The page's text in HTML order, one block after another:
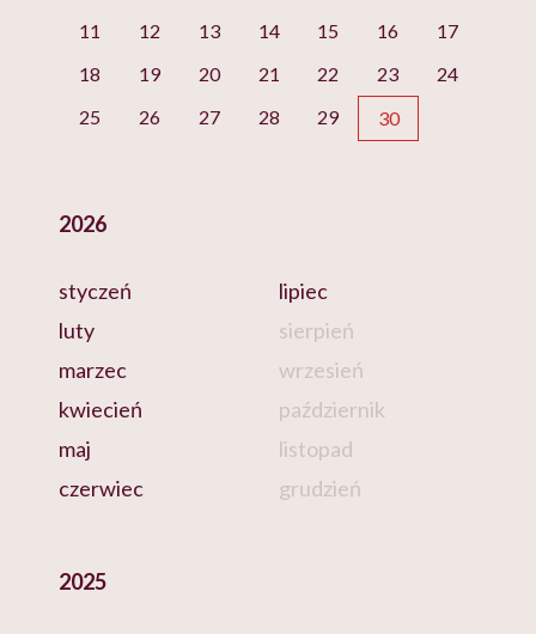
11
12 13 14 15 16
17
18
19 20 21 22 23
24
25
26 27 28 29 30
2026
styczeń
luty
marzec
kwiecień
maj
czerwiec
lipiec
sierpień
wrzesień
październik
listopad
grudzień
2025